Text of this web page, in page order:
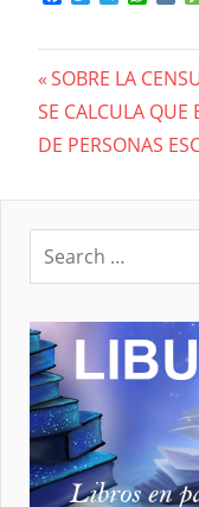
de
entradas
Previous
Post:
SOBRE LA
Next
Post:
SE CALCULA
DE PERSONAS